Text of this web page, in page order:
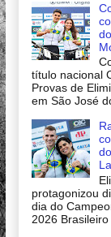
título nacional
Provas de
em São José
protagonizou
dia do
2026 Brasileiro